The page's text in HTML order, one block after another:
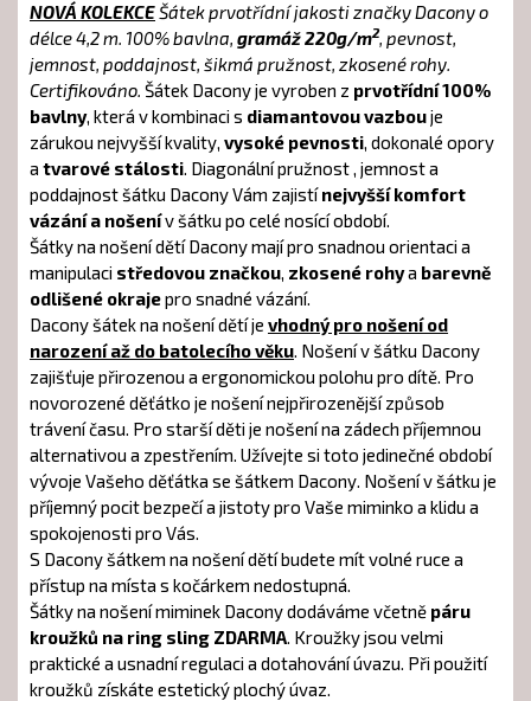
NOVÁ KOLEKCE Šátek prvotřídní jakosti značky Dacony o
délce 4,2 m. 100% bavlna, gramáž 220g/m2, pevnost,
jemnost, poddajnost, šikmá pružnost, zkosené rohy.
Certifikováno. Šátek Dacony je vyroben z prvotřídní 100%
bavlny, která v kombinaci s diamantovou vazbouje
zárukou nejvyšší kvality, vysoké pevnosti, dokonalé opory
a tvarové stálosti. Diagonální pružnost , jemnost a
poddajnost šátku Dacony Vám zajistínejvyšší komfort
vázání a nošenív šátku po celé nosící období.
Šátky na nošení dětí Dacony mají pro snadnou orientaci a
manipulaci středovou značkou, zkosené rohya barevně
odlišené okrajepro snadné vázání.
Dacony šátek na nošení dětí je vhodný pro nošení od
narození až do batolecího věku. Nošení v šátku Dacony
zajišťuje přirozenou a ergonomickou polohu pro dítě. Pro
novorozené děťátko je nošení nejpřirozenější způsob
trávení času. Pro starší děti je nošení na zádech příjemnou
alternativou a zpestřením. Užívejte si toto jedinečné období
vývoje Vašeho děťátka se šátkem Dacony. Nošení v šátku je
příjemný pocit bezpečí a jistoty pro Vaše miminko a klidu a
spokojenosti pro Vás.
S Dacony šátkem na nošení dětí budete mít volné ruce a
přístup na místa s kočárkem nedostupná.
Šátky na nošení miminek Dacony dodáváme včetně páru
kroužků na ring sling ZDARMA. Kroužky jsou velmi
praktické a usnadní regulaci a dotahování úvazu. Při použití
kroužků získáte estetický plochý úvaz.